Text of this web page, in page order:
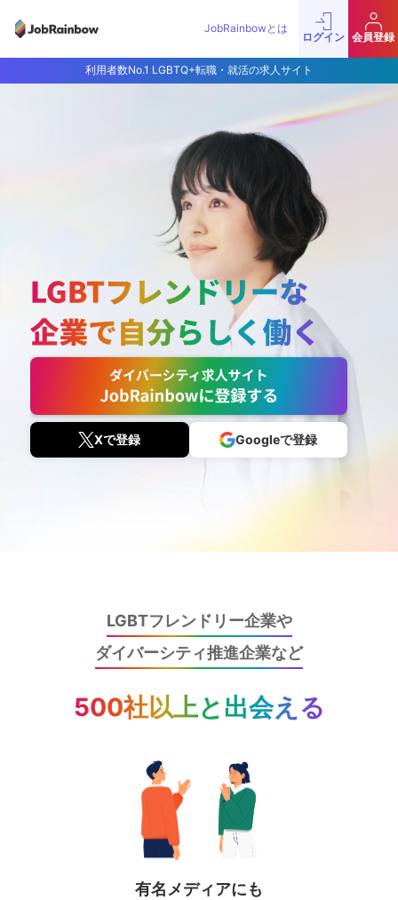
JobRainbowとは
ログイン 会員登録
利用者数No.1 LGBTQ+転職・就活の求人サイト
Xで登録 Googleで登録
LGBTフレンドリー企業や
ダイバーシティ推進企業など
500社以上と出会える
有名メディアにも